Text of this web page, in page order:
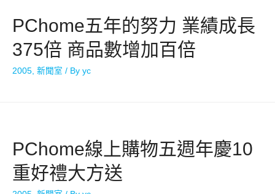
PChome五年的努力 業績成長
375倍 商品數增加百倍
2005, 新聞室 / By yc
PChome線上購物五週年慶10
重好禮大方送